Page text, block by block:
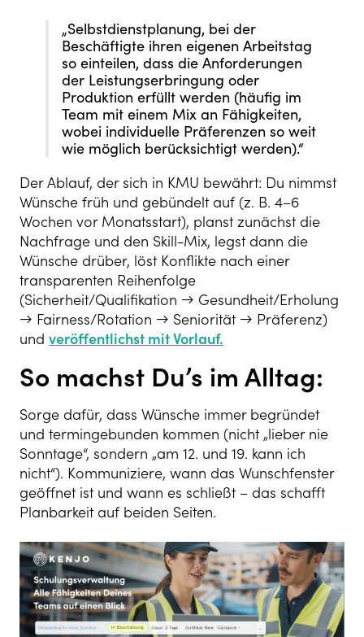
„Selbstdienstplanung, bei der
Beschäftigte ihren eigenen Arbeitstag
so einteilen, dass die Anforderungen
der Leistungserbringung oder
Produktion erfüllt werden (häufig im
Team mit einem Mix an Fähigkeiten,
wobei individuelle Präferenzen so weit
wie möglich berücksichtigt werden).“
Der Ablauf, der sich in KMU bewährt: Du nimmst
Wünsche früh und gebündelt auf (z. B. 4–6
Wochen vor Monatsstart), planst zunächst die
Nachfrage und den Skill-Mix, legst dann die
Wünsche drüber, löst Konflikte nach einer
transparenten Reihenfolge
(Sicherheit/Qualifikation → Gesundheit/Erholung
→ Fairness/Rotation → Seniorität → Präferenz)
und veröffentlichst mit Vorlauf.
So machst Du’s im Alltag:
Sorge dafür, dass Wünsche immer begründet
und termingebunden kommen (nicht „lieber nie
Sonntage“, sondern „am 12. und 19. kann ich
nicht“). Kommuniziere, wann das Wunschfenster
geöffnet ist und wann es schließt – das schafft
Planbarkeit auf beiden Seiten.